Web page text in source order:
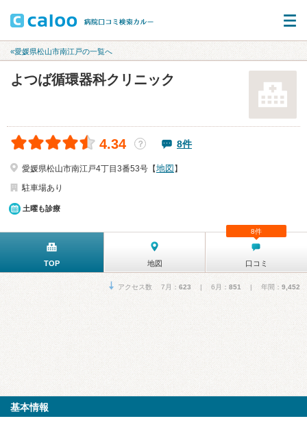
«愛媛県松山市南江戸の一覧へ
よつば循環器科クリニック
4.34 ？ 8件
愛媛県松山市南江戸4丁目3番53号【地図 】
駐車場あり
土曜も診療
TOP 地図 口コミ
8件
アクセス数 7月： 623 | 6月： 851 | 年間： 9,452
基本情報